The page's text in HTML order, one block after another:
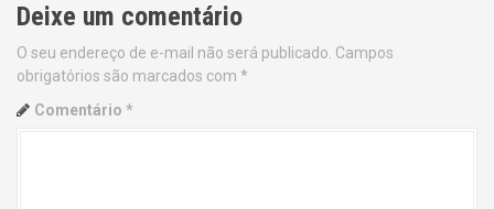
t
n
a
Deixe um comentário
O seu endereço de e-mail não será publicado. Campos
obrigatórios são marcados com *
Comentário *